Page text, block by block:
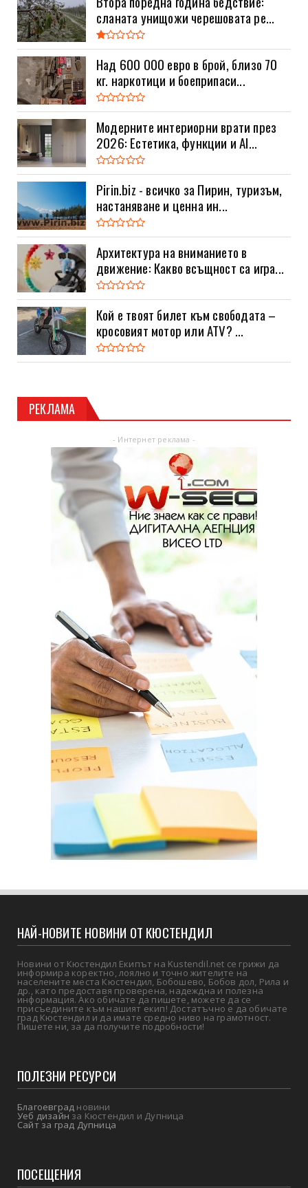
сланата унищожи черешовата ре...
Над 600 000 евро в брой, близо 70
кг. наркотици и боеприпаси...
Модерните интериорни врати през
2026: Естетика, функции и AI...
Pirin.biz - всичко за Пирин, туризъм,
настаняване и ценна ин...
Архитектура на вниманието в
движение: Какво всъщност са игра...
Кой е твоят билет към свободата –
кросовият мотор или ATV? ...
РЕКЛАМА
- Интернет реклама -
НАЙ-НОВИТЕ НОВИНИ ОТ КЮСТЕНДИЛ
Новини от Кюстендил Екипът на Kustendil.net се грижи да
информира коректно, лоялно и точно жителите на
населените места Кюстендил, Бобошево, Бобов дол, Рила и
др., като предоставя проверена, надеждна и полезна
информация. Ако обичате да пишете, можете да се
присъедините към нашият екип! Достатъчно е да обичате
град Кюстендил и да имате средно ниво на грамотност.
Пишете ни, за да получите подробности!
ПОЛЕЗНИ РЕСУРСИ
Благоевград новини
Уеб дизайнза Кюстендил и Дупница
Сайт за град Дупница
ПОСЕЩЕНИЯ